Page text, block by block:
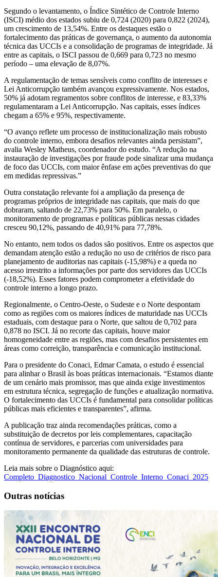
Segundo o levantamento, o Índice Sintético de Controle Interno
(ISCI) médio dos estados subiu de 0,724 (2020) para 0,822 (2024),
um crescimento de 13,54%. Entre os destaques estão o
fortalecimento das práticas de governança, o aumento da autonomia
técnica das UCCIs e a consolidação de programas de integridade. Já
entre as capitais, o ISCI passou de 0,669 para 0,723 no mesmo
período – uma elevação de 8,07%.
A regulamentação de temas sensíveis como conflito de interesses e
Lei Anticorrupção também avançou expressivamente. Nos estados,
50% já adotam regramentos sobre conflitos de interesse, e 83,33%
regulamentaram a Lei Anticorrupção. Nas capitais, esses índices
chegam a 65% e 95%, respectivamente.
“O avanço reflete um processo de institucionalização mais robusto
do controle interno, embora desafios relevantes ainda persistam”,
avalia Wesley Matheus, coordenador do estudo. “A redução na
instauração de investigações por fraude pode sinalizar uma mudança
de foco das UCCIs, com maior ênfase em ações preventivas do que
em medidas repressivas.”
Outra constatação relevante foi a ampliação da presença de
programas próprios de integridade nas capitais, que mais do que
dobraram, saltando de 22,73% para 50%. Em paralelo, o
monitoramento de programas e políticas públicas nessas cidades
cresceu 90,12%, passando de 40,91% para 77,78%.
No entanto, nem todos os dados são positivos. Entre os aspectos que
demandam atenção estão a redução no uso de critérios de risco para
planejamento de auditorias nas capitais (-15,98%) e a queda no
acesso irrestrito a informações por parte dos servidores das UCCIs
(-18,52%). Esses fatores podem comprometer a efetividade do
controle interno a longo prazo.
Regionalmente, o Centro-Oeste, o Sudeste e o Norte despontam
como as regiões com os maiores índices de maturidade nas UCCIs
estaduais, com destaque para o Norte, que saltou de 0,702 para
0,878 no ISCI. Já no recorte das capitais, houve maior
homogeneidade entre as regiões, mas com desafios persistentes em
áreas como correição, transparência e comunicação institucional.
Para o presidente do Conaci, Edmar Camata, o estudo é essencial
para alinhar o Brasil às boas práticas internacionais. “Estamos diante
de um cenário mais promissor, mas que ainda exige investimentos
em estrutura técnica, segregação de funções e atualização normativa.
O fortalecimento das UCCIs é fundamental para consolidar políticas
públicas mais eficientes e transparentes”, afirma.
A publicação traz ainda recomendações práticas, como a
substituição de decretos por leis complementares, capacitação
contínua de servidores, e parcerias com universidades para
monitoramento permanente da qualidade das estruturas de controle.
Leia mais sobre o Diagnóstico aqui:
Completo_Diagnostico_Nacional_Controle_Interno_Conaci_2025
Outras notícias